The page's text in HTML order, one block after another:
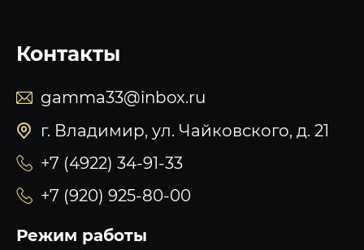
Контакты
gamma33@inbox.ru
г. Владимир, ул. Чайковского, д. 21
+7 (4922) 34-91-33
+7 (920) 925-80-00
Режим работы